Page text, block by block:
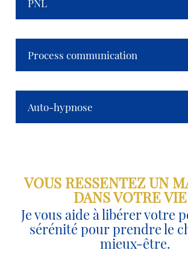
PNL
Process communication
Auto-hypnose
VOUS RESSENTEZ UN
DANS VOTRE
Je vous aide à libérer votre
sérénité pour prendre le
mieux-être.